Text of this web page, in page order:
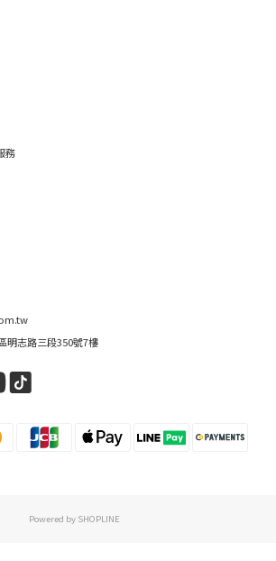
務
明志路三段350號7樓
Powered by SHOPLINE